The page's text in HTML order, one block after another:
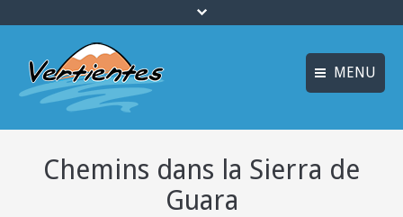
MENU
ESPAÑOL
ENGLISH
ACCUEIL
ACTIVITÉS
CANYONING
Chemins dans la Sierra de
Guara